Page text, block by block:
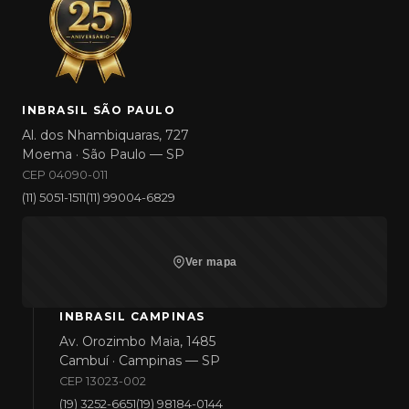
INBRASIL SÃO PAULO
Al. dos Nhambiquaras, 727
Moema · São Paulo — SP
CEP 04090-011
(11) 5051-1511(11) 99004-6829
Ver mapa
INBRASIL CAMPINAS
Av. Orozimbo Maia, 1485
Cambuí · Campinas — SP
CEP 13023-002
(19) 3252-6651(19) 98184-0144